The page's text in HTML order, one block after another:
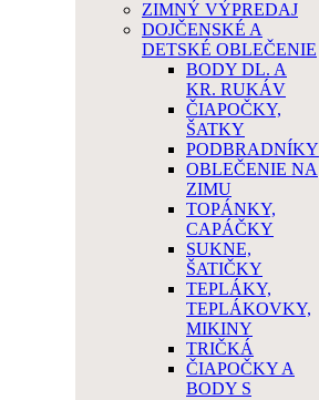
ZIMNÝ VÝPREDAJ
DOJČENSKÉ A
DETSKÉ OBLEČENIE
BODY DL. A
KR. RUKÁV
ČIAPOČKY,
ŠATKY
PODBRADNÍKY
OBLEČENIE NA
ZIMU
TOPÁNKY,
CAPÁČKY
SUKNE,
ŠATIČKY
TEPLÁKY,
TEPLÁKOVKY,
MIKINY
TRIČKÁ
ČIAPOČKY A
BODY S